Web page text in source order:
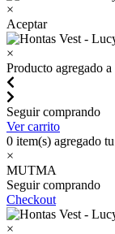
×
Aceptar
×
Producto agregado
Seguir comprando
Ver carrito
0 item(s) agregado
×
MUTMA
Seguir comprando
Checkout
×